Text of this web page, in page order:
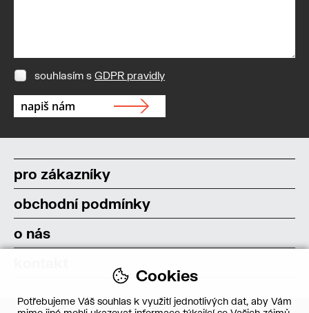
souhlasím s GDPR pravidly
pro zákazníky
obchodní podmínky
o nás
Cookies
Potřebujeme Váš souhlas k využití jednotlivých dat, aby Vám